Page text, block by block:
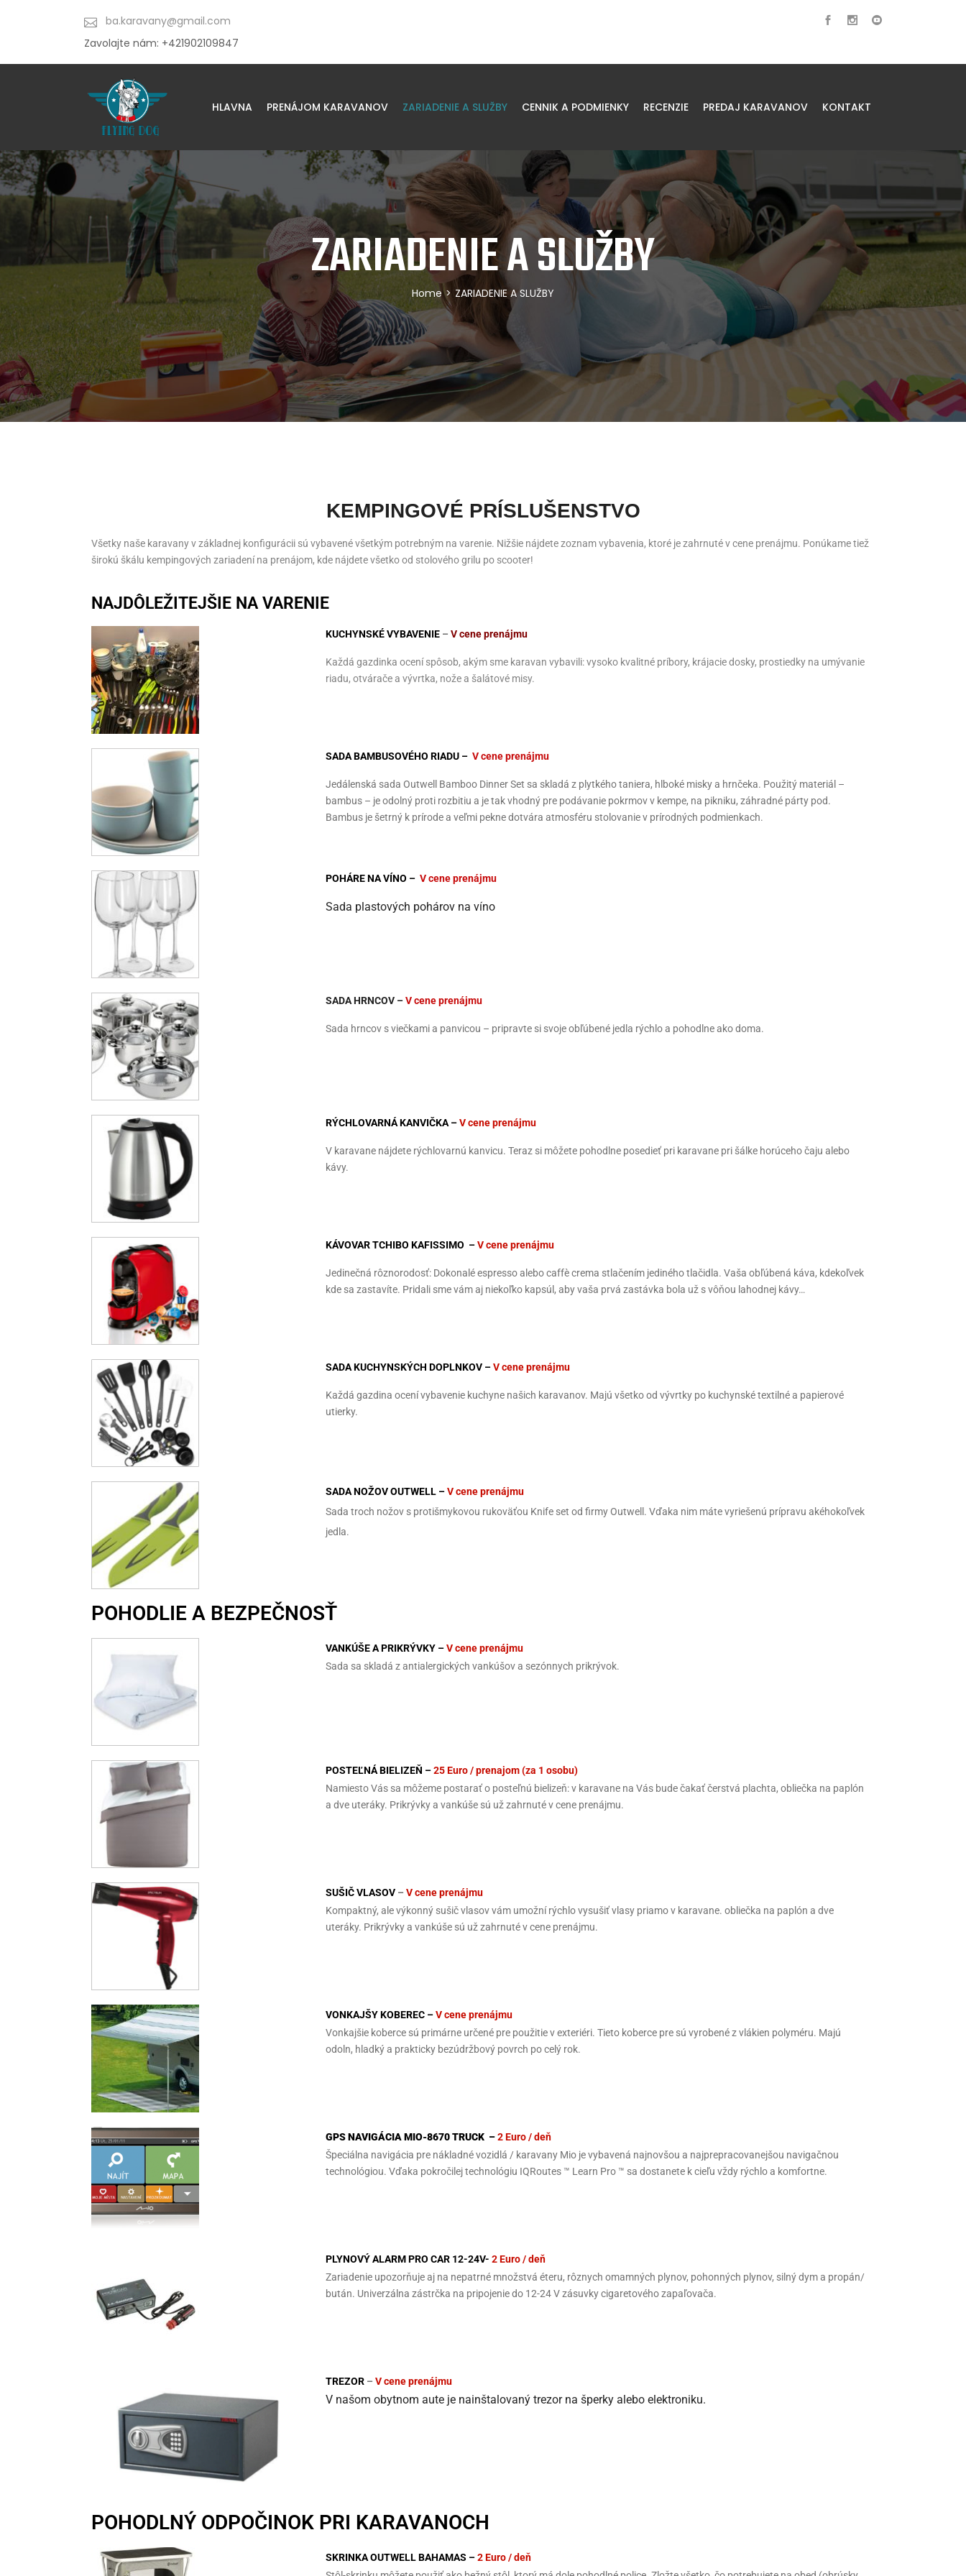
ba.karavany@gmail.com
Zavolajte nám: +421902109847
HLAVNA PRENÁJOM KARAVANOV ZARIADENIE A SLUŽBY CENNIK A PODMIENKY RECENZIE PREDAJ KARAVANOV KONTAKT
ZARIADENIE A SLUŽBY
Home > ZARIADENIE A SLUŽBY
KEMPINGOVÉ PRÍSLUŠENSTVO
Všetky naše karavany v základnej konfigurácii sú vybavené všetkým potrebným na varenie. Nižšie nájdete zoznam vybavenia, ktoré je zahrnuté v cene prenájmu. Ponúkame tiež
širokú škálu kempingových zariadení na prenájom, kde nájdete všetko od stolového grilu po scooter!
NAJDÔLEŽITEJŠIE NA VARENIE
KUCHYNSKÉ VYBAVENIE– V cene prenájmu
Každá gazdinka ocení spôsob, akým sme karavan vybavili: vysoko kvalitné príbory, krájacie dosky, prostiedky na umývanie
riadu, otvárače a vývrtka, nože a šalátové misy.
SADA BAMBUSOVÉHO RIADU – V cene prenájmu
Jedálenská sada Outwell Bamboo Dinner Set sa skladá z plytkého taniera, hlboké misky a hrnčeka. Použitý materiál –
bambus – je odolný proti rozbitiu a je tak vhodný pre podávanie pokrmov v kempe, na pikniku, záhradné párty pod.
Bambus je šetrný k prírode a veľmi pekne dotvára atmosféru stolovanie v prírodných podmienkach.
POHÁRE NA VÍNO – V cene prenájmu
Sada plastových pohárov na víno
SADA HRNCOV –V cene prenájmu
Sada hrncov s viečkami a panvicou – pripravte si svoje obľúbené jedla rýchlo a pohodlne ako doma.
RÝCHLOVARNÁ KANVIČKA –V cene prenájmu
V karavane nájdete rýchlovarnú kanvicu. Teraz si môžete pohodlne posedieť pri karavane pri šálke horúceho čaju alebo
kávy.
KÁVOVAR TCHIBO KAFISSIMO –V cene prenájmu
Jedinečná rôznorodosť: Dokonalé espresso alebo caffè crema stlačením jediného tlačidla. Vaša obľúbená káva, kdekoľvek
kde sa zastavíte. Pridali sme vám aj niekoľko kapsúl, aby vaša prvá zastávka bola už s vôňou lahodnej kávy…
SADAKUCHYNSKÝCH DOPLNKOV –V cene prenájmu
Každá gazdina ocení vybavenie kuchyne našich karavanov. Majú všetko od vývrtky po kuchynské textilné a papierové
utierky.
SADA NOŽOV OUTWELL –V cene prenájmu
Sada troch nožov s protišmykovou rukoväťou Knife set od firmy Outwell. Vďaka nim máte vyriešenú prípravu akéhokoľvek
jedla.
POHODLIE A BEZPEČNOSŤ
VANKÚŠE A PRIKRÝVKY –V cene prenájmu
Sada sa skladá z antialergických vankúšov a sezónnych prikrývok.
POSTEĽNÁ BIELIZEŇ –25 Euro / prenajom (za 1 osobu)
Namiesto Vás sa môžeme postarať o posteľnú bielizeň: v karavane na Vás bude čakať čerstvá plachta, obliečka na paplón
a dve uteráky. Prikrývky a vankúše sú už zahrnuté v cene prenájmu.
SUŠIČ VLASOV– V cene prenájmu
Kompaktný, ale výkonný sušič vlasov vám umožní rýchlo vysušiť vlasy priamo v karavane. obliečka na paplón a dve
uteráky. Prikrývky a vankúše sú už zahrnuté v cene prenájmu.
VONKAJŠY KOBEREC –V cene prenájmu
Vonkajšie koberce sú primárne určené pre použitie v exteriéri. Tieto koberce pre sú vyrobené z vlákien polyméru. Majú
odoln, hladký a prakticky bezúdržbový povrch po celý rok.
GPS NAVIGÁCIA MIO-8670 TRUCK –2 Euro / deň
Špeciálna navigácia pre nákladné vozidlá / karavany Mio je vybavená najnovšou a najprepracovanejšou navigačnou
technológiou. Vďaka pokročilej technológiu IQRoutes ™ Learn Pro ™ sa dostanete k cieľu vždy rýchlo a komfortne.
PLYNOVÝ ALARM PRO CAR 12-24V- 2 Euro / deň
Zariadenie upozorňuje aj na nepatrné množstvá éteru, rôznych omamných plynov, pohonných plynov, silný dym a propán/
bután. Univerzálna zástrčka na pripojenie do 12-24 V zásuvky cigaretového zapaľovača.
TREZOR – V cene prenájmu
V našom obytnom aute je nainštalovaný trezor na šperky alebo elektroniku.
POHODLNÝ ODPOČINOK PRI KARAVANOCH
SKRINKA OUTWELL BAHAMAS –2 Euro / deň